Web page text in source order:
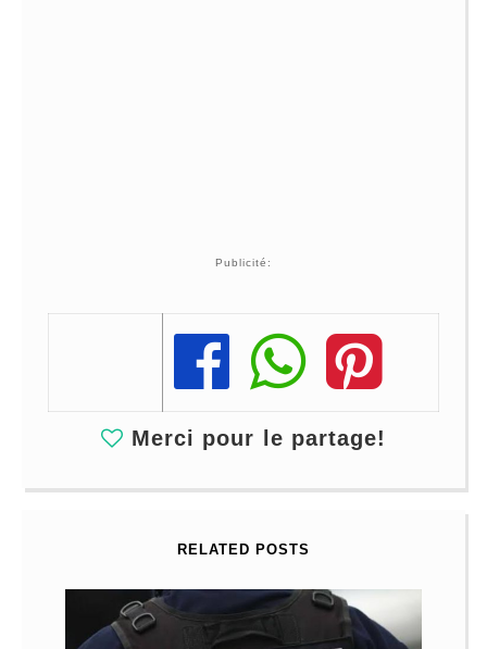
Publicité:
Share
Share
Share
Merci pour le partage!
RELATED POSTS